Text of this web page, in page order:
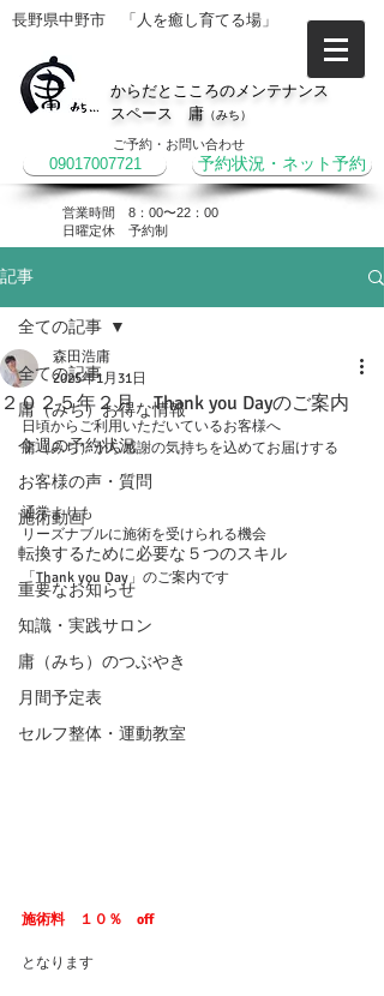
長野県中野市 「人を癒し育てる場」
からだとこころのメンテナンス
スペース 庸 （みち）
ご予約・お問い合わせ
09017007721 予約状況・ネット予約
営業時間 8：00〜22：00
​日曜定休 予約制
記事
全ての記事
庸（みち）お得な情報
今週の予約状況
お客様の声・質問
施術動画
転換するために必要な５つのスキル
重要なお知らせ
知識・実践サロン
庸（みち）のつぶやき
月間予定表
セルフ整体・運動教室
全ての記事
２０２５年２月 Thank you Dayのご案内
森田浩庸
2025年1月31日
日頃からご利用いただいているお客様へ
庸（みち）から感謝の気持ちを込めてお届けする
通常よりも
リーズナブルに施術を受けられる機会
「Thank you Day」のご案内です
施術料　１０％　off
となります